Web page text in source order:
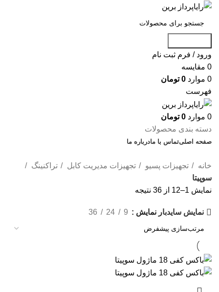
ورود / فرم ثبت نام
0 مقایسه
0 موارد 0 تومان
فهرست
0 موارد 0 تومان
دسته بندی محصولات
صفحه اصلیتماس با مادرباره ما
خانه
تجهیزات پسیو تجهیزات مدیریت کابل
تراکنینگ
سوپیتا
نمایش 1–12 از 36 نتیجه
نمایش سایدبار نمایش 9
24
36